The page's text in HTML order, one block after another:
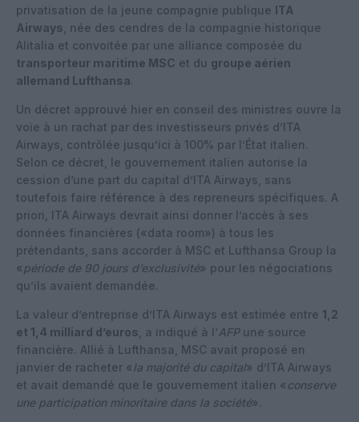
privatisation de la jeune compagnie publique ITA
Airways , née des cendres de la compagnie historique
Alitalia et convoitée par une alliance composée du
transporteur maritime MSC et du groupe aérien
allemand Lufthansa.
Un décret approuvé hier en conseil des ministres ouvre la
voie à un rachat par des investisseurs privés d’ITA
Airways, contrôlée jusqu’ici à 100% par l’État italien.
Selon ce décret, le gouvernement italien autorise la
cession d’une part du capital d’ITA Airways, sans
toutefois faire référence à des repreneurs spécifiques. A
priori, ITA Airways devrait ainsi donner l’accès à ses
données financières («data room») à tous les
prétendants, sans accorder à MSC et Lufthansa Group la
« période de 90 jours d’exclusivité» pour les négociations
qu’ils avaient demandée.
La valeur d’entreprise d’ITA Airways est estimée entre 1,2
et 1,4 milliard d’euros , a indiqué à l’AFPune source
financière. Allié à Lufthansa, MSC avait proposé en
janvier de racheter « la majorité du capital» d’ITA Airways
et avait demandé que le gouvernement italien « conserve
une participation minoritaire dans la société».